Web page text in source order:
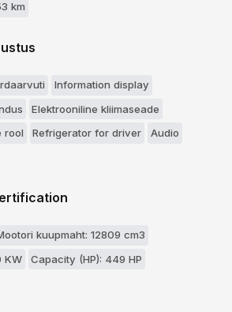
km
Information display
Elektrooniline kliimaseade
rool
Refrigerator for driver
Audio
kuupmaht: 12809 cm3
KW
Capacity (HP): 449 HP